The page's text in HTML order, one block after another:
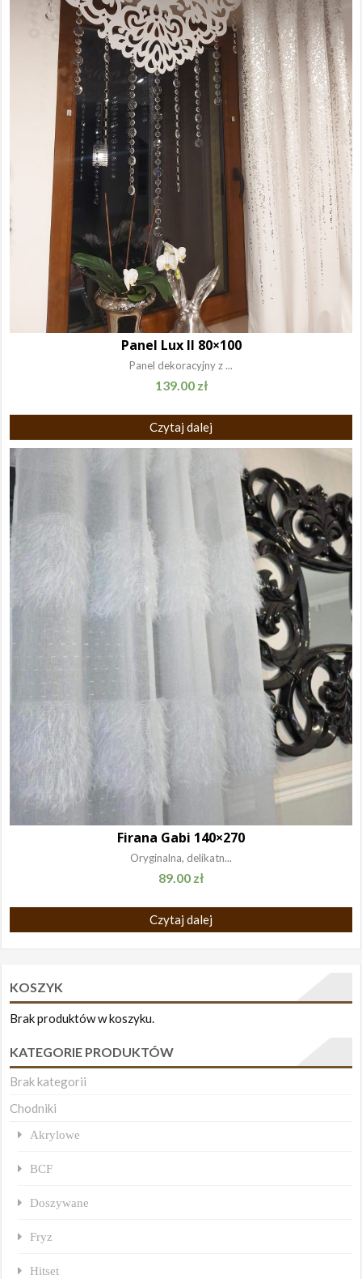
Panel Lux II 80×100
Panel dekoracyjny z ...
139.00 zł
Czytaj dalej
Firana Gabi 140×270
Oryginalna, delikatn...
89.00 zł
Czytaj dalej
KOSZYK
Brak produktów w koszyku.
KATEGORIE PRODUKTÓW
Brak kategorii
Chodniki
Akrylowe
BCF
Doszywane
Fryz
Hitset